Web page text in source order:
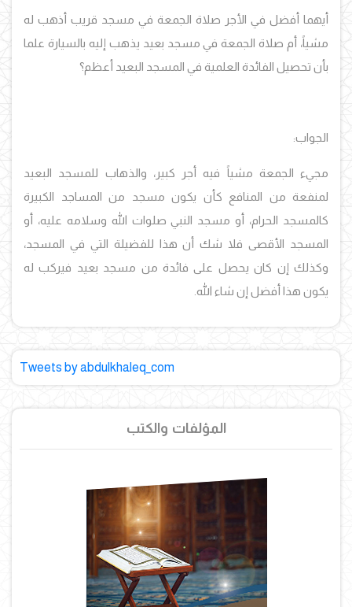
أيهما أفضل في الأجر صلاة الجمعة في مسجد قريب أذهب له
مشياً، أم صلاة الجمعة في مسجد بعيد يذهب إليه بالسيارة علما
بأن تحصيل الفائدة العلمية في المسجد البعيد أعظم؟
الجواب:
مجيء الجمعة مشياً فيه أجر كبير، والذهاب للمسجد البعيد
لمنفعة من المنافع كأن يكون مسجد من المساجد الكبيرة
كالمسجد الحرام، أو مسجد النبي صلوات الله وسلامه عليه، أو
المسجد الأقصى فلا شك أن هذا للفضيلة التي في المسجد،
وكذلك إن كان يحصل على فائدة من مسجد بعيد فيركب له
يكون هذا أفضل إن شاء الله.
Tweets by abdulkhaleq_com
المؤلفات والكتب